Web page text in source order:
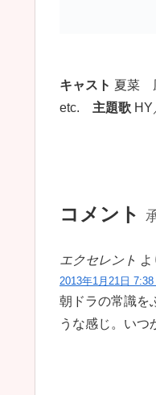
キャスト 夏菜
etc. 主題歌 HY
コメント
エクセレント よ
2013年1月21日 7:38
朝ドラの常識を
うな感じ。いつ